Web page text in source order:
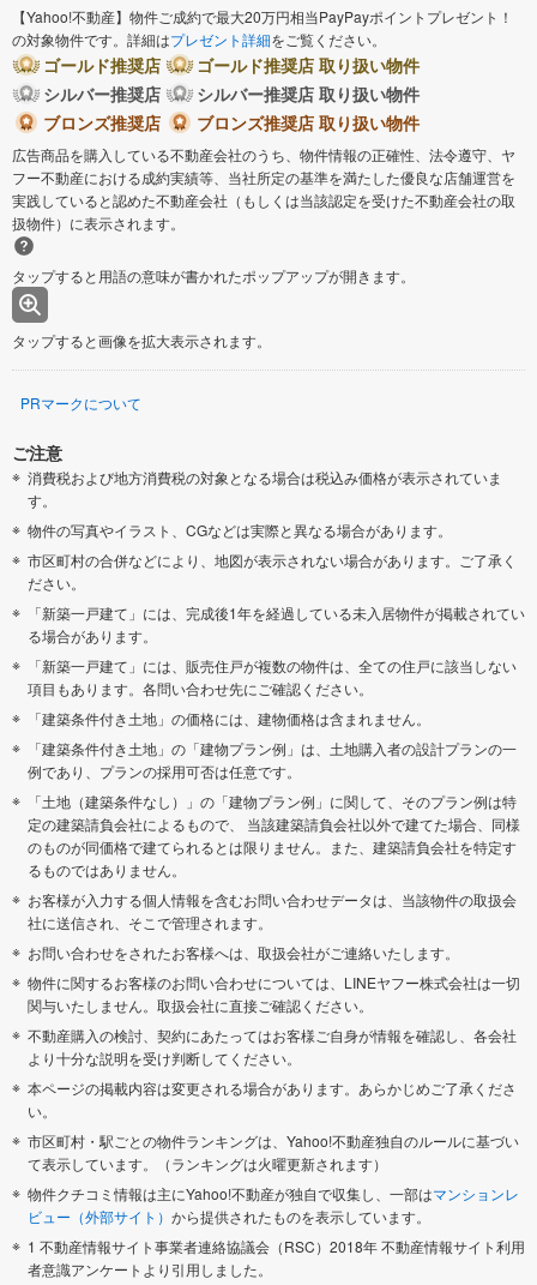
【Yahoo!不動産】物件ご成約で最大20万円相当PayPayポイントプレゼント！
の対象物件です。詳細はプレゼント詳細をご覧ください。
ゴールド推奨店
ゴールド推奨店 取り扱い物件
シルバー推奨店
シルバー推奨店 取り扱い物件
ブロンズ推奨店
ブロンズ推奨店 取り扱い物件
広告商品を購入している不動産会社のうち、物件情報の正確性、法令遵守、ヤ
フー不動産における成約実績等、当社所定の基準を満たした優良な店舗運営を
実践していると認めた不動産会社（もしくは当該認定を受けた不動産会社の取
扱物件）に表示されます。
タップすると用語の意味が書かれたポップアップが開きます。
タップすると画像を拡大表示されます。
PRマークについて
ご注意
消費税および地方消費税の対象となる場合は税込み価格が表示されていま
す。
物件の写真やイラスト、CGなどは実際と異なる場合があります。
市区町村の合併などにより、地図が表示されない場合があります。ご了承く
ださい。
「新築一戸建て」には、完成後1年を経過している未入居物件が掲載されてい
る場合があります。
「新築一戸建て」には、販売住戸が複数の物件は、全ての住戸に該当しない
項目もあります。各問い合わせ先にご確認ください。
「建築条件付き土地」の価格には、建物価格は含まれません。
「建築条件付き土地」の「建物プラン例」は、土地購入者の設計プランの一
例であり、プランの採用可否は任意です。
「土地（建築条件なし）」の「建物プラン例」に関して、そのプラン例は特
定の建築請負会社によるもので、 当該建築請負会社以外で建てた場合、同様
のものが同価格で建てられるとは限りません。また、建築請負会社を特定す
るものではありません。
お客様が入力する個人情報を含むお問い合わせデータは、当該物件の取扱会
社に送信され、そこで管理されます。
お問い合わせをされたお客様へは、取扱会社がご連絡いたします。
物件に関するお客様のお問い合わせについては、LINEヤフー株式会社は一切
関与いたしません。取扱会社に直接ご確認ください。
不動産購入の検討、契約にあたってはお客様ご自身が情報を確認し、各会社
より十分な説明を受け判断してください。
本ページの掲載内容は変更される場合があります。あらかじめご了承くださ
い。
市区町村・駅ごとの物件ランキングは、Yahoo!不動産独自のルールに基づい
て表示しています。（ランキングは火曜更新されます）
物件クチコミ情報は主にYahoo!不動産が独自で収集し、一部はマンションレ
ビュー（外部サイト） から提供されたものを表示しています。
1 不動産情報サイト事業者連絡協議会（RSC）2018年 不動産情報サイト利用
者意識アンケートより引用しました。